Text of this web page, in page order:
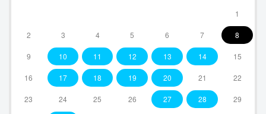
1
2 3 4 5 6 7 8
9 10 11 12 13 14 15
16 17 18 19 20 21 22
23 24 25 26 27 28 29